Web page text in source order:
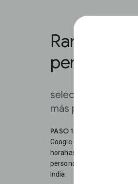
Rango de
seleccionar un
más pequeña para
PASO 1
Google Trends ofrece un
horahasta el año 2004.
personalizado.En este
India.